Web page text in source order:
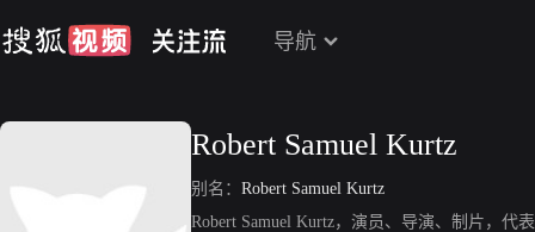
导航
Robert Samuel Kurtz
别名： Robert Samuel Kurtz
Robert Samuel Kurtz，演员、导演、制片，代